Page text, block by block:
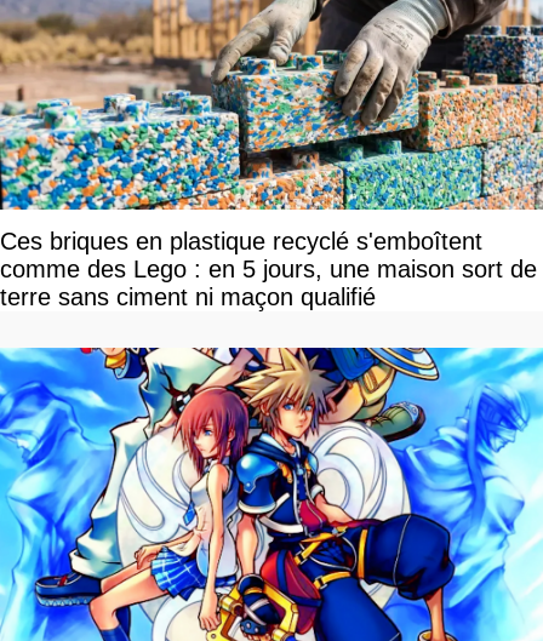
Ces briques en plastique recyclé s'emboîtent
comme des Lego : en 5 jours, une maison sort de
terre sans ciment ni maçon qualifié